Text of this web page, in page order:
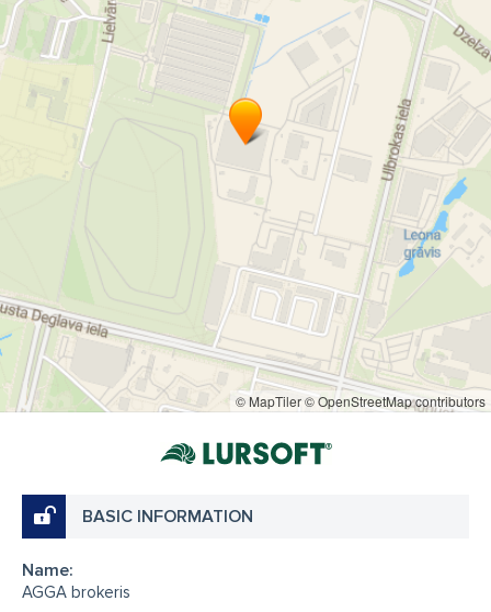
© MapTiler© OpenStreetMap contributors
BASIC INFORMATION
Name:
AGGA brokeris